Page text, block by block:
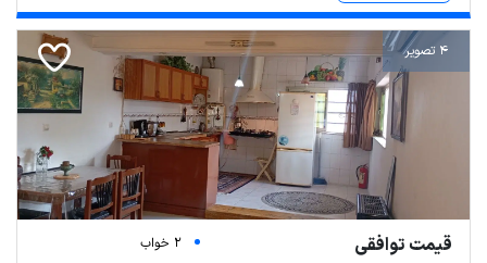
4 تصویر
قیمت توافقی
2 خواب